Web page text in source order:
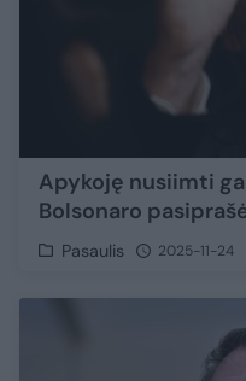
Apykoję nusiimti
Bolsonaro
Pasaulis 2025-11-24